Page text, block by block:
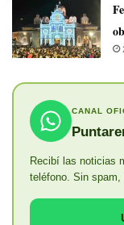
CANAL
Recibí las noticias
teléfono. Sin spam,